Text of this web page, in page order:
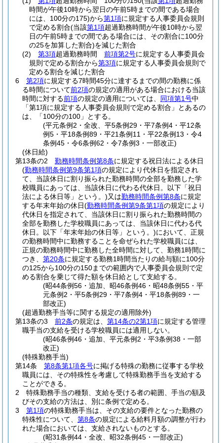
時間が午後10時から翌日の午前5時までの間である場合
には、100分の175)から第1項に規定する人事委員会規則
で定める割合(当該第1項超過勤務時間が午後10時から翌
日の午前5時までの間である場合には、その割合に100分
の25を加算した割合)を減じた割合
(2)
第3項超過勤務時間 前項第2号に規定する人事委員会
規則で定める割合から第3項に規定する人事委員会規則で
定める割合を減じた割合
6
第2項に規定する7時間45分に達するまでの間の勤務に係
る時間について前2項の規定の適用がある場合における当該
時間に対する前項の規定の適用については、 同項第1号中
「第1項に規定する人事委員会規則で定める割合」とあるの
は、「100分の100」とする。
(平元条例2・全改、平5条例29・平7条例4・平12条
例5・平18条例89・平21条例11・平22条例13・令4
条例45・令6条例62・令7条例3・一部改正)
(休日給)
第13条の2
勤務時間条例第8条に規定する祝日法による休日
(勤務時間条例第9条第1項の規定により代休日を指定され
て、当該休日に割り振られた勤務時間の全部を勤務した学
校職員にあっては、当該休日に代わる代休日。以下「祝日
法による休日等」という。)又は勤務時間条例第8条に規定
する年末年始の休日(勤務時間条例第9条第1項の規定により
代休日を指定されて、当該休日に割り振られた勤務時間の
全部を勤務した学校職員にあっては、当該休日に代わる代
休日。以下「年末年始の休日等」という。)において、正規
の勤務時間中に勤務することを命ぜられた学校職員には、
正規の勤務時間中に勤務した全時間に対して、勤務1時間に
つき、 第20条に規定する勤務1時間当たりの給与額に100分
の125から100分の150までの範囲内で人事委員会規則で定
める割合を乗じて得た額を休日給として支給する。
(昭44条例56・追加、昭46条例46・昭48条例55・平
元条例2・平5条例29・平7条例4・平18条例89・一
部改正)
(超過勤務手当等に関する規定の適用除外)
第13条の3
前2条の規定は、 第14条の2第1項に規定する管理
職手当の支給を受ける学校職員には適用しない。
(昭46条例46・追加、平元条例2・平3条例38・一部
改正)
(特殊勤務手当)
第14条
第8条第1項各号に掲げる特殊の勤務に従事する学校
職員には、その特殊性を考慮して特殊勤務手当を支給する
ことができる。
2
特殊勤務手当の種類、支給を受ける者の範囲、手当の額及
びその支給の方法は、別に条例で定める。
3
第1項の特殊勤務手当は、その支給の要件となった勤務の
特殊性について、 第8条の規定による給料月額の調整が行わ
れた場合においては、支給されないものとする。
(昭31条例44・全改、昭32条例45・一部改正)